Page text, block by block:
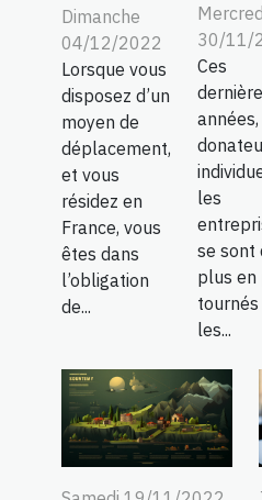
Dimanche
04/12/2022
Lorsque vous
disposez d’un
moyen de
déplacement,
et vous
résidez en
France, vous
êtes dans
l’obligation
de...
30/11/
Ces
les
se sont
plus en
tournés
les...